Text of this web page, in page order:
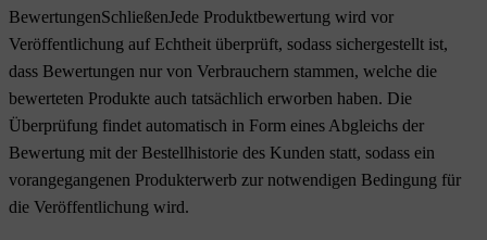
BewertungenSchließenJede Produktbewertung wird vor
Veröffentlichung auf Echtheit überprüft, sodass sichergestellt ist,
dass Bewertungen nur von Verbrauchern stammen, welche die
bewerteten Produkte auch tatsächlich erworben haben. Die
Überprüfung findet automatisch in Form eines Abgleichs der
Bewertung mit der Bestellhistorie des Kunden statt, sodass ein
vorangegangenen Produkterwerb zur notwendigen Bedingung für
die Veröffentlichung wird.